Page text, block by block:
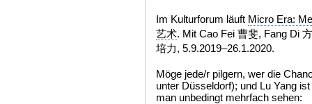
Im Kulturforum läuft Micro Era:
艺术. Mit Cao Fei 曹斐, Fang Di
培力, 5.9.2019–26.1.2020.
Möge jede/r pilgern, wer die
unter Düsseldorf); und Lu Yang
man unbedingt mehrfach sehen: